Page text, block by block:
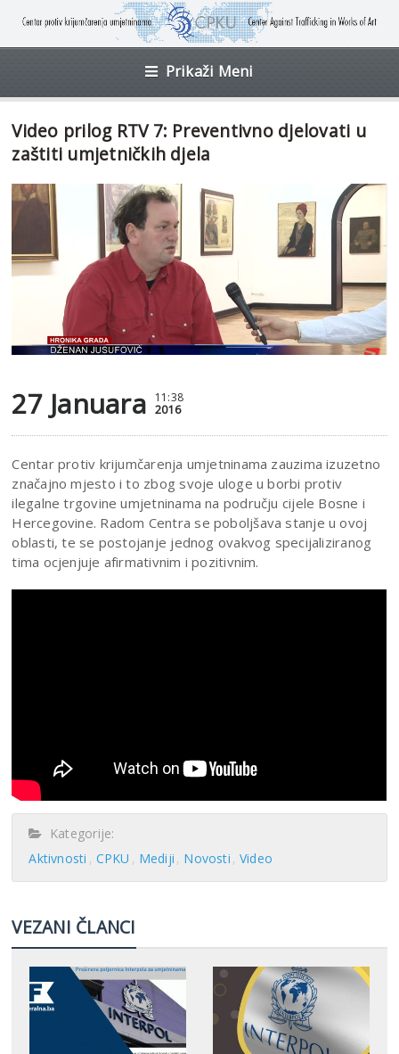
Prikaži Meni
Video prilog RTV 7: Preventivno djelovati u
zaštiti umjetničkih djela
27 Januara 11:38
2016
Centar protiv krijumčarenja umjetninama zauzima izuzetno
značajno mjesto i to zbog svoje uloge u borbi protiv
ilegalne trgovine umjetninama na području cijele Bosne i
Hercegovine. Radom Centra se poboljšava stanje u ovoj
oblasti, te se postojanje jednog ovakvog specijaliziranog
tima ocjenjuje afirmativnim i pozitivnim.
Kategorije:
Aktivnosti
CPKU Mediji Novosti Video
VEZANI ČLANCI